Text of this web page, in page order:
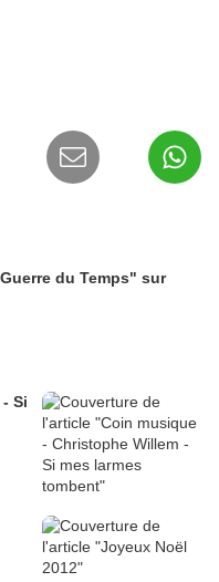
Que
du Temps" sur
Si